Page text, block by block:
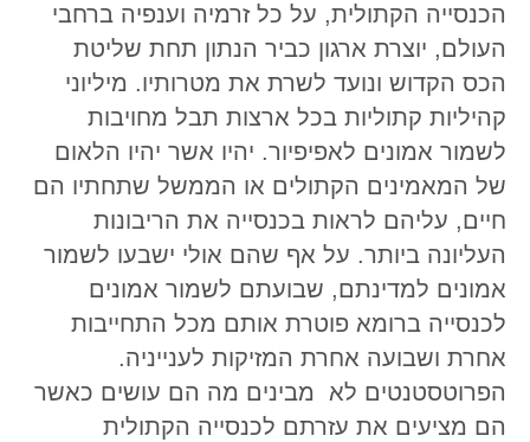
הכנסייה הקתולית, על כל זרמיה וענפיה ברחבי
העולם, יוצרת ארגון כביר הנתון תחת שליטת
הכס הקדוש ונועד לשרת את מטרותיו. מיליוני
קהיליות קתוליות בכל ארצות תבל מחויבות
לשמור אמונים לאפיפיור. יהיו אשר יהיו הלאום
של המאמינים הקתולים או הממשל שתחתיו הם
חיים, עליהם לראות בכנסייה את הריבונות
העליונה ביותר. על אף שהם אולי ישבעו לשמור
אמונים למדינתם, שבועתם לשמור אמונים
לכנסייה ברומא פוטרת אותם מכל התחייבות
אחרת ושבועה אחרת המזיקות לענייניה.
הפרוטסטנטים לא מבינים מה הם עושים כאשר
הם מציעים את עזרתם לכנסייה הקתולית